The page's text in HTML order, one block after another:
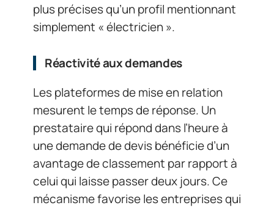
plus précises qu’un profil mentionnant
simplement « électricien ».
Réactivité aux demandes
Les plateformes de mise en relation
mesurent le temps de réponse. Un
prestataire qui répond dans l’heure à
une demande de devis bénéficie d’un
avantage de classement par rapport à
celui qui laisse passer deux jours. Ce
mécanisme favorise les entreprises qui